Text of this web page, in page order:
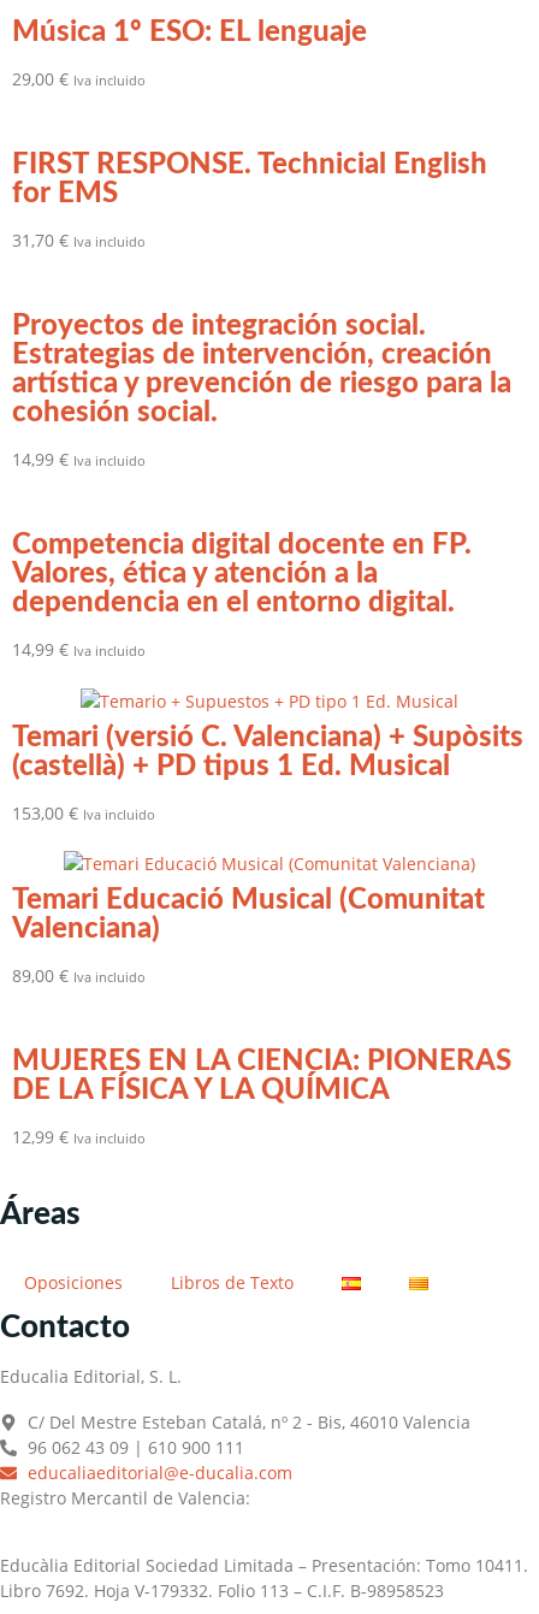
Música 1º ESO: EL lenguaje
29,00 € Iva incluido
FIRST RESPONSE. Technicial English
for EMS
31,70 € Iva incluido
Proyectos de integración social.
Estrategias de intervención, creación
artística y prevención de riesgo para la
cohesión social.
14,99 € Iva incluido
Competencia digital docente en FP.
Valores, ética y atención a la
dependencia en el entorno digital.
14,99 € Iva incluido
Temari (versió C. Valenciana) + Supòsits
(castellà) + PD tipus 1 Ed. Musical
153,00 € Iva incluido
Temari Educació Musical (Comunitat
Valenciana)
89,00 € Iva incluido
MUJERES EN LA CIENCIA: PIONERAS
DE LA FÍSICA Y LA QUÍMICA
12,99 € Iva incluido
Áreas
Oposiciones Libros de Texto
Contacto
Educalia Editorial, S. L.
C/ Del Mestre Esteban Catalá, nº 2 - Bis, 46010 Valencia
96 062 43 09 | 610 900 111
educaliaeditorial@e-ducalia.com
Registro Mercantil de Valencia:
Educàlia Editorial Sociedad Limitada – Presentación: Tomo 10411.
Libro 7692. Hoja V-179332. Folio 113 – C.I.F. B-98958523